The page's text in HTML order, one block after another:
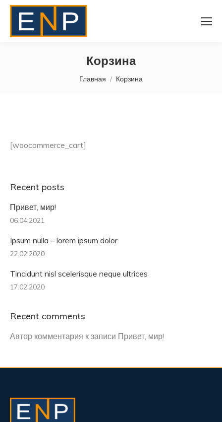
Корзина
Вы здесь:
Главная Корзина
[woocommerce_cart]
Recent posts
Привет, мир!
06.04.2021
Ipsum nulla – lorem ipsum dolor
22.02.2020
Tincidunt nisl scelerisque neque ultrices
17.02.2020
Recent comments
Автор комментария к записи Привет, мир!